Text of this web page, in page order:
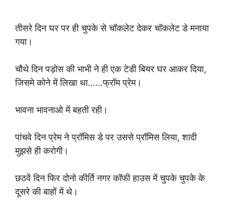
तीसरे दिन घर पर ही चुपके से चॉकलेट देकर चॉकलेट डे मनाया
गया।
चौथे दिन पड़ोस की भाभी ने ही एक टेडी बियर घर आकर दिया,
जिसमे कोने में लिखा था……फ्रॉम प्रेम।
भावना भावनाओ में बहती रही।
पांचवे दिन प्रेम ने प्रॉमिस डे पर उससे प्रॉमिस लिया, शादी
मुझसे ही करोगी।
छठवें दिन फिर दोनो कीर्ति नगर कॉफी हाउस में चुपके चुपके के
दूसरे की बाहों में थे।